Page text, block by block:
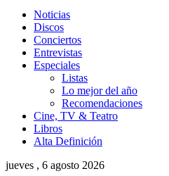
Noticias
Discos
Conciertos
Entrevistas
Especiales
Listas
Lo mejor del año
Recomendaciones
Cine, TV & Teatro
Libros
Alta Definición
jueves , 6 agosto 2026